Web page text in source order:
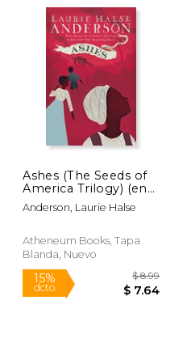
15%
dcto.
Ashes (The Seeds of
America Trilogy) (en
Inglés)
Anderson, Laurie Halse
Atheneum Books, Tapa
Blanda, Nuevo